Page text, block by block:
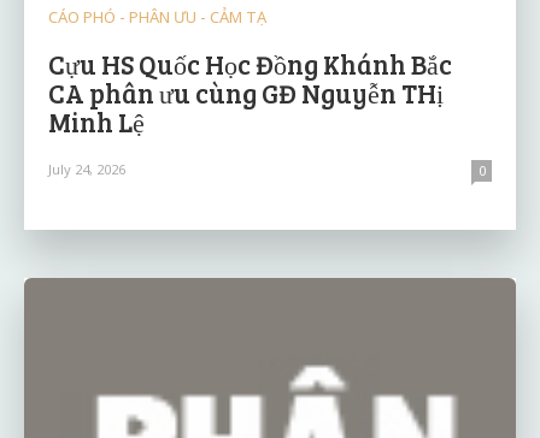
CÁO PHÓ - PHÂN ƯU - CẢM TẠ
Cựu HS Quốc Học Đồng Khánh Bắc
CA phân ưu cùng GĐ Nguyễn THị
Minh Lệ
July 24, 2026 0